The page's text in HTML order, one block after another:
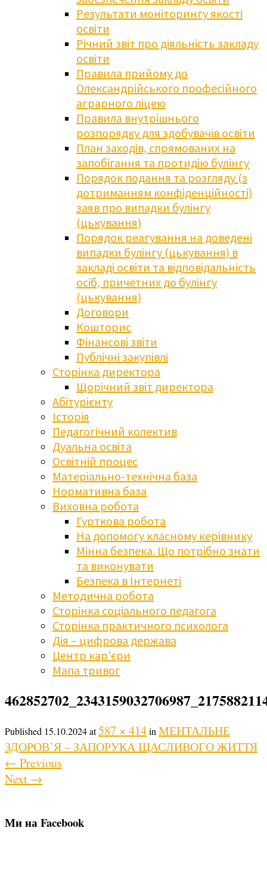
Результати моніторингу якості
освіти
Річний звіт про діяльність закладу
освіти
Правила прийому до
Олександрійського професійного
аграрного ліцею
Правила внутрішнього
розпорядку для здобувачів освіти
План заходів, спрямованих на
запобігання та протидію булінгу
Порядок подання та розгляду (з
дотриманням конфіденційності)
заяв про випадки булінгу
(цькування)
Порядок реагування на доведені
випадки булінгу (цькування) в
закладі освіти та відповідальність
осіб, причетних до булінгу
(цькування)
Договори
Кошторис
Фінансові звіти
Публічні закупівлі
Сторінка директора
Щорічний звіт директора
Абітурієнту
Історія
Педагогічний колектив
Дуальна освіта
Освітній процес
Матеріально-технічна база
Нормативна база
Виховна робота
Гурткова робота
На допомогу класному керівнику
Мінна безпека. Що потрібно знати
та виконувати
Безпека в Інтернеті
Методична робота
Сторінка соціального педагога
Сторінка практичного психолога
Дія – цифрова держава
Центр кар’єри
Мапа тривог
Published 15.10.2024at587 × 414in МЕНТАЛЬНЕ
ЗДОРОВ’Я – ЗАПОРУКА ЩАСЛИВОГО ЖИТТЯ
← Previous
Next →
Ми на Facebook